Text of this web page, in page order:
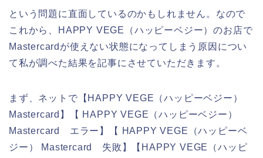
という問題に直面しているのかもしれません。なので
これから、HAPPY VEGE（ハッピーベジー）のお店で
Mastercardが使えない状態になってしまう原因につい
て私が調べた結果を記事にさせていただきます。
まず、ネットで【HAPPY VEGE（ハッピーベジー）
Mastercard】【 HAPPY VEGE（ハッピーベジー）
Mastercard エラー】【 HAPPY VEGE（ハッピーベ
ジー） Mastercard 失敗】【HAPPY VEGE（ハッピ